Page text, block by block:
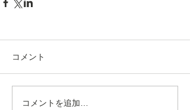
コメント
コメントを追加…